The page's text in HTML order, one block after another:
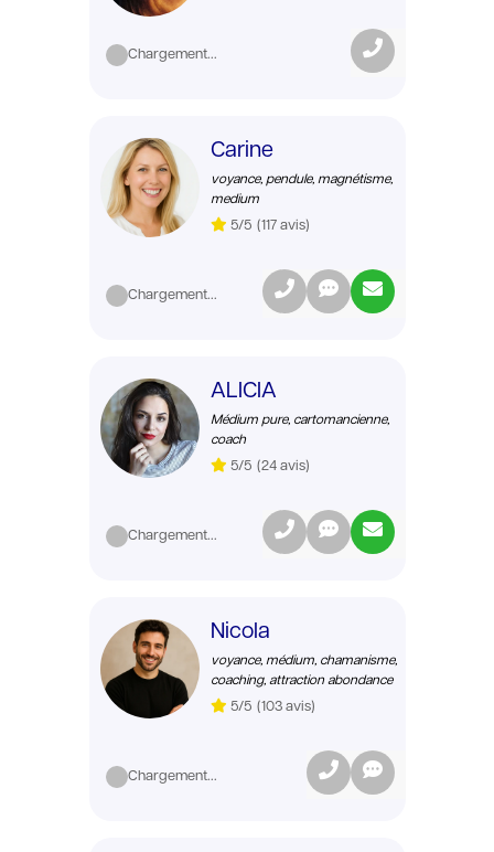
Chargement...
Carine
voyance, pendule, magnétisme,
medium
5/5 (117 avis)
Chargement...
ALICIA
Médium pure, cartomancienne,
coach
5/5 (24 avis)
Chargement...
Nicola
voyance, médium, chamanisme,
coaching, attraction abondance
5/5 (103 avis)
Chargement...